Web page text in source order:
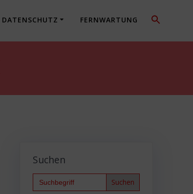
DATENSCHUTZ FERNWARTUNG
Suchen
Search
for: